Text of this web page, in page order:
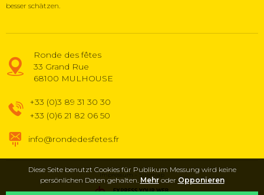
besser schätzen.
Ronde des fêtes
33 Grand Rue
68100 MULHOUSE
+33 (0)3 89 31 30 30
+33 (0)6 21 82 06 50
info@rondedesfetes.fr
Impressum Sitemap
Diese Seite benutzt Cookies für Publikum Messung wird keine
persönlichen Daten gehalten. Mehroder Opponieren